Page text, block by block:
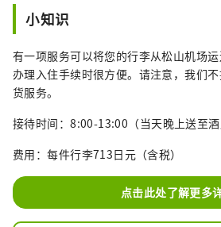
小知识
有一项服务可以将您的行李从松山机场
办理入住手续时很方便。请注意，我们
货服务。
接待时间：8:00-13:00（当天晚上送至酒
费用：每件行李713日元（含税）
点击此处了解更多